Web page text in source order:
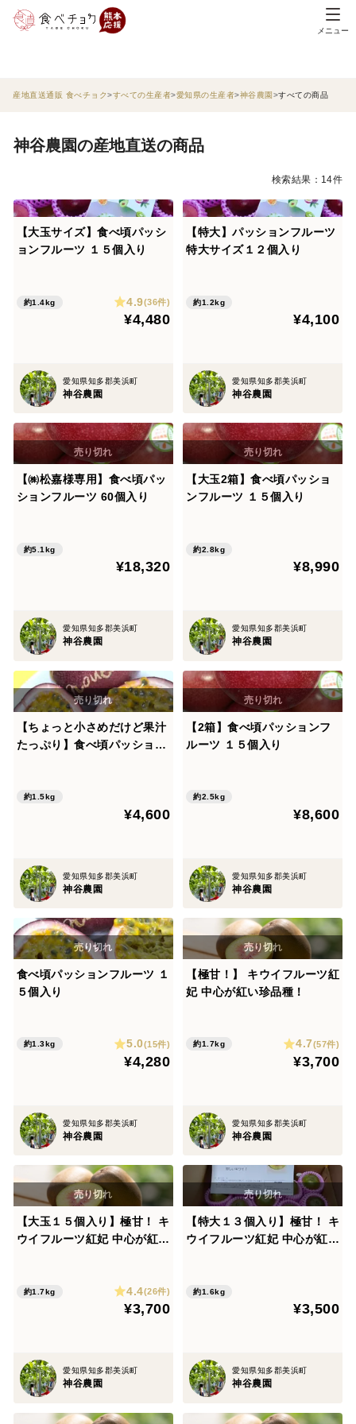
メニュー
産地直送通販 食べチョク すべての生産者 愛知県の生産者 神谷農園 すべての商品
神谷農園の産地直送の商品
検索結果：14件
【大玉サイズ】食べ頃パッシ
ョンフルーツ １５個入り
約1.4kg 4.9(36件)
¥4,480
愛知県知多郡美浜町
神谷農園
【特大】パッションフルーツ
特大サイズ１２個入り
約1.2kg
¥4,100
愛知県知多郡美浜町
神谷農園
【㈱松嘉様専用】食べ頃パッ
ションフルーツ 60個入り
約5.1kg
¥18,320
愛知県知多郡美浜町
神谷農園
【大玉2箱】食べ頃パッショ
ンフルーツ １５個入り
約2.8kg
¥8,990
愛知県知多郡美浜町
神谷農園
【ちょっと小さめだけど果汁
たっぷり】食べ頃パッション
約1.5kg
¥4,600
愛知県知多郡美浜町
神谷農園
【2箱】食べ頃パッションフ
ルーツ １５個入り
約2.5kg
¥8,600
愛知県知多郡美浜町
神谷農園
食べ頃パッションフルーツ １
５個入り
約1.3kg 5.0(15件)
¥4,280
愛知県知多郡美浜町
神谷農園
【極甘！】 キウイフルーツ紅
妃 中心が紅い珍品種！
約1.7kg 4.7(57件)
¥3,700
愛知県知多郡美浜町
神谷農園
【大玉１５個入り】極甘！ キ
ウイフルーツ紅妃 中心が紅い
約1.7kg 4.4(26件)
¥3,700
愛知県知多郡美浜町
神谷農園
【特大１３個入り】極甘！ キ
ウイフルーツ紅妃 中心が紅い
約1.6kg
¥3,500
愛知県知多郡美浜町
神谷農園